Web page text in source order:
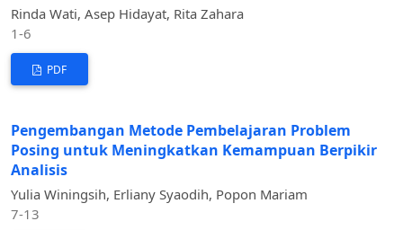
Rinda Wati, Asep Hidayat, Rita Zahara
1-6
PDF
Pengembangan Metode Pembelajaran Problem
Posing untuk Meningkatkan Kemampuan Berpikir
Analisis
Yulia Winingsih, Erliany Syaodih, Popon Mariam
7-13